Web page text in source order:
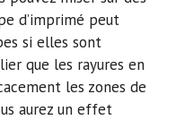
d’imprimé peut
si elles sont
que les rayures en
les zones de
aurez un effet